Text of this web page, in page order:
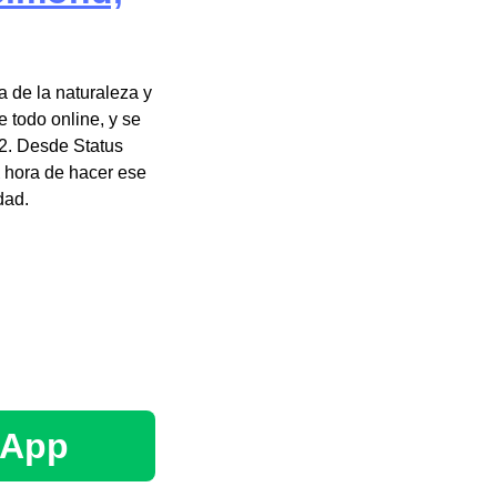
de la naturaleza y
todo online, y se
Desde Status
de hacer ese